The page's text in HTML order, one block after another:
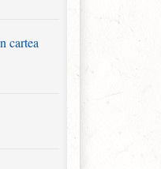
cartea